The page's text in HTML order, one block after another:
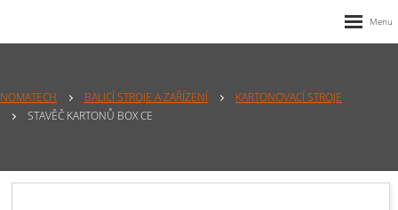
NOMATECH BALICÍ STROJE A ZAŘÍZENÍ
KARTONOVACÍ STROJE
STAVĚČ KARTONŮ BOX CE